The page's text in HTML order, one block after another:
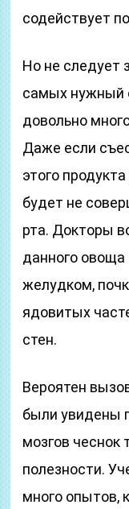
содействует
Но не следует
самых нужный
довольно
Даже если
этого
будет не
рта. Докторы
данного
желудком,
ядовитых
стен.
Вероятен
были увидены
мозгов чеснок
полезности.
много опытов,